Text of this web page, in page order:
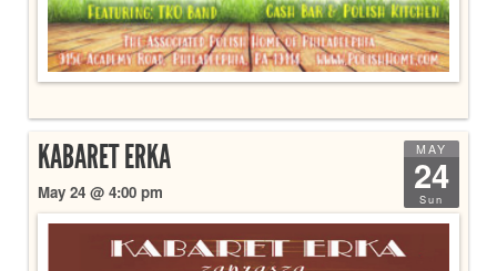
MAY
24
Sun
KABARET ERKA
May 24 @ 4:00 pm